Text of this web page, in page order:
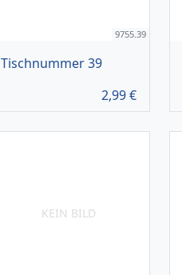
9755.39
Tischnummer 39
2,99€
KEIN BILD